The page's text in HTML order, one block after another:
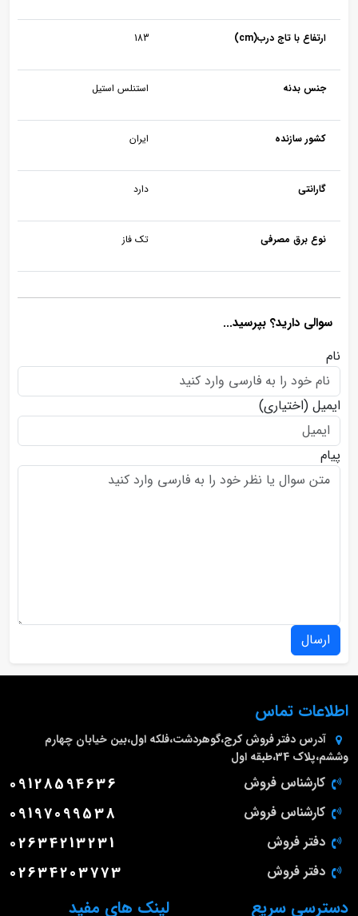
ارتفاع با تاج درب(cm) 183
جنس بدنه استنلس استیل
کشور سازنده ایران
گارانتی دارد
نوع برق مصرفی تک فاز
سوالی دارید؟ بپرسید...
نام
ایمیل (اختیاری)
پیام
ارسال
لینک های مفید دسترسی سریع
اطلاعات تماس
آدرس دفتر فروش کرج،گوهردشت،فلکه اول،بین خیابان چهارم
وششم،پلاک 34،طبقه اول
کارشناس فروش 09128594636
کارشناس فروش 09197099538
دفتر فروش 02634213231
دفتر فروش 02634203773